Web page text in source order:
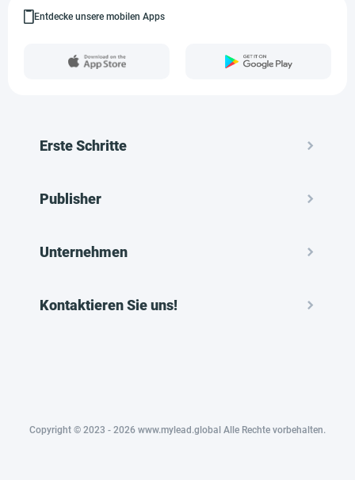
Entdecke unsere mobilen Apps
Erste Schritte
Publisher
Unternehmen
Kontaktieren Sie uns!
Copyright © 2023 - 2026 www.mylead.global Alle Rechte vorbehalten.